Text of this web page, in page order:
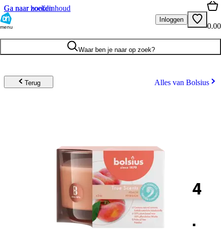
Ga naar hoofdinhoud
Ga naar zoeken
menu
Inloggen
0.00
Waar ben je naar op zoek?
Terug Alles van Bolsius
4
.